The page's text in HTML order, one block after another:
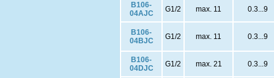
B106-
04AJC
G1/2 max. 11 0.3...9
B106-
04BJC
G1/2 max. 11 0.3...9
B106-
04DJC
G1/2 max. 21 0.3...9